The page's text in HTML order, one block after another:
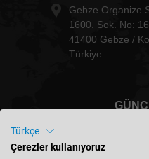
Gebze Organize
1600. Sok. No:
41400 Gebze /
Türkiye
Türkçe
Çerezler kullanıyoruz